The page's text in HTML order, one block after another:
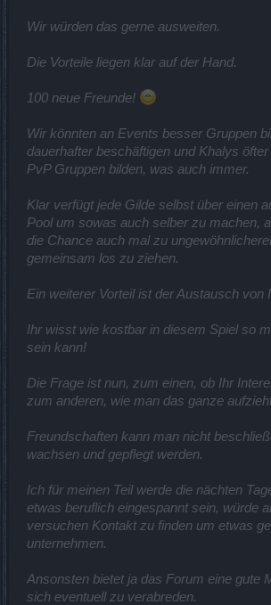
Wir würden das gerne ausweiten.
Die Vorteile liegen klar auf der Hand.
100 neue Freunde!
Wir könnten an Events besser Gruppen
dauerhafter beschäftigen und Khalys
PvP Gruppen bilden, was auch immer.
Klar verfügt jede Gilde selbst über einen
Pool um sowas auch selber zu machen,
die Chance auch mal zu
gemeinsam los zu ziehen.
Ein weiterer Vorteil ist der Austausch von
Ihr wisst wie kostbar in diesem Spiel so
sein kann!
Die Frage ist nun, zum einen, ob Ihr
zum anderen, wie man das ganze
Freundschaften kann man nicht
wachsen und gepflegt werden.
Ich für meinen Teil werde die nächten
etwas beruflich eingespannt sein, würde
versuchen Kontakt zu finden um etwas
unternehmen.
Ansonsten bietet ja das Forum eine gute
sich eventuell zu verabreden.